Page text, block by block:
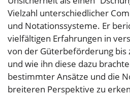
Vielzahl unterschiedlicher
und Notationssysteme. Er
vielfältigen Erfahrungen in
von der Güterbeförderung bis
und wie ihn diese dazu
bestimmter Ansätze und die
breiteren Perspektive zu